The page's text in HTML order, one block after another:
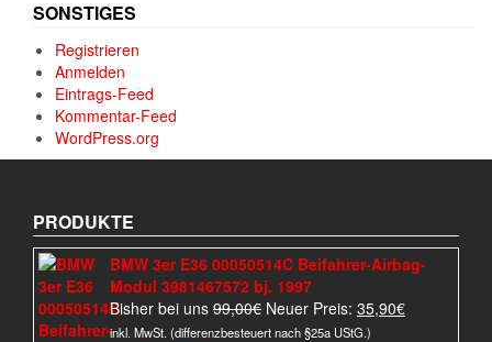
SONSTIGES
Registrieren
Anmelden
Eintrags-Feed
Kommentar-Feed
WordPress.org
PRODUKTE
BMW 3er E36 00050514C Beifahrer-Airbag-
Modul 3981467572 bj. 1997
Bisher bei uns 99,00€ Ursprünglicher
Preis
Neuer Preis: 35,90€Aktueller
inkl. MwSt. (differenzbesteuert nach §25a UStG.)